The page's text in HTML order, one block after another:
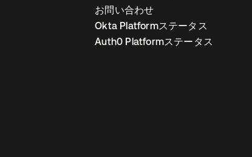
お問い合わせ
Okta Platformステータス
Auth0 Platformステータス